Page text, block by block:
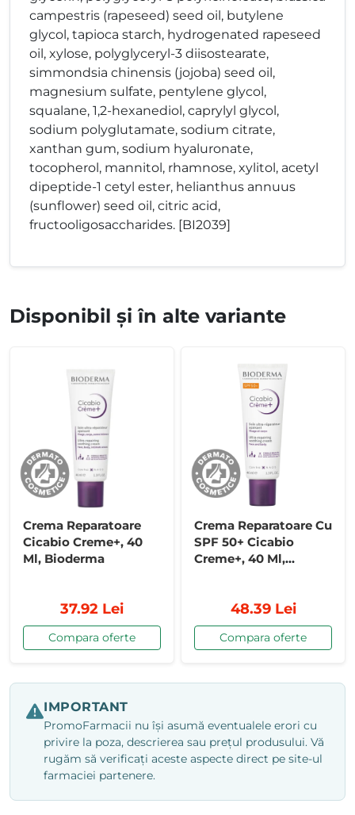
campestris (rapeseed) seed oil, butylene
glycol, tapioca starch, hydrogenated rapeseed
oil, xylose, polyglyceryl-3 diisostearate,
simmondsia chinensis (jojoba) seed oil,
magnesium sulfate, pentylene glycol,
squalane, 1,2-hexanediol, caprylyl glycol,
sodium polyglutamate, sodium citrate,
xanthan gum, sodium hyaluronate,
tocopherol, mannitol, rhamnose, xylitol, acetyl
dipeptide-1 cetyl ester, helianthus annuus
(sunflower) seed oil, citric acid,
fructooligosaccharides. [BI2039]
Disponibil și în alte variante
Crema Reparatoare
Cicabio Creme+, 40
Ml, Bioderma
37.92 Lei
Compara oferte
Crema Reparatoare Cu
SPF 50+ Cicabio
Creme+, 40 Ml,
48.39 Lei
Compara oferte
IMPORTANT
PromoFarmacii nu își asumă eventualele erori cu
privire la poza, descrierea sau prețul produsului. Vă
rugăm să verificați aceste aspecte direct pe site-ul
farmaciei partenere.